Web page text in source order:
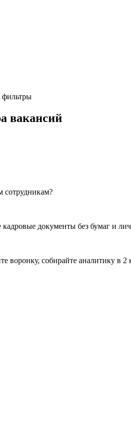
фильтры
вакансий
сотрудникам?
документы без бумаг и
воронку, собирайте аналитику в 2